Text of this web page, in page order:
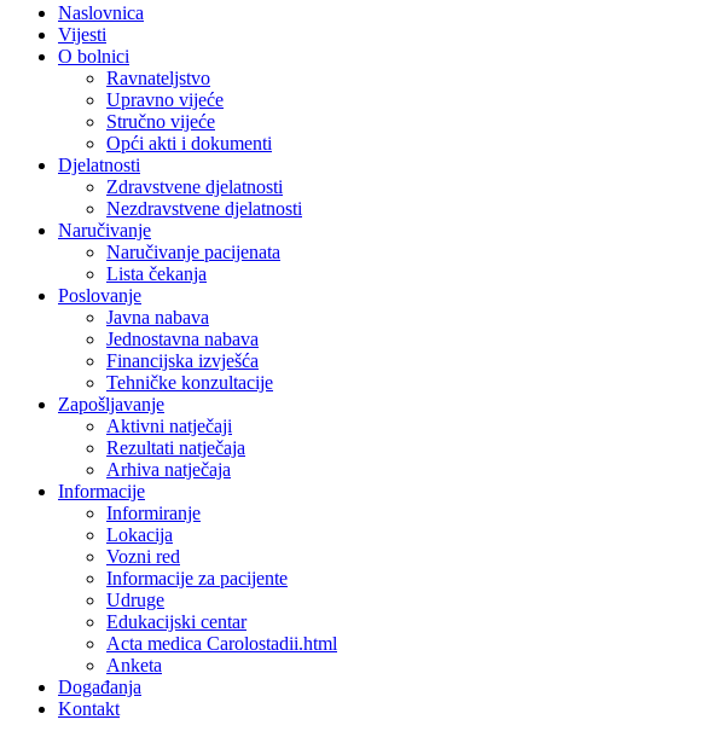
Naslovnica
Vijesti
O bolnici
Ravnateljstvo
Upravno vijeće
Stručno vijeće
Opći akti i dokumenti
Djelatnosti
Zdravstvene djelatnosti
Nezdravstvene djelatnosti
Naručivanje
Naručivanje pacijenata
Lista čekanja
Poslovanje
Javna nabava
Jednostavna nabava
Financijska izvješća
Tehničke konzultacije
Zapošljavanje
Aktivni natječaji
Rezultati natječaja
Arhiva natječaja
Informacije
Informiranje
Lokacija
Vozni red
Informacije za pacijente
Udruge
Edukacijski centar
Acta medica Carolostadii.html
Anketa
Događanja
Kontakt